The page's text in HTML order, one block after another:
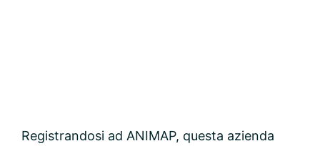
Registrandosi ad ANIMAP, questa azienda